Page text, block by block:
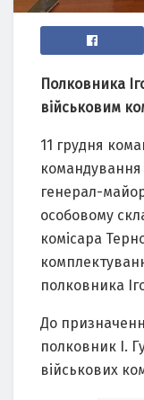
Полковника
військовим
11 грудня
командування
генерал-
особовому
комісара
полковника
До
полковник І.
військових